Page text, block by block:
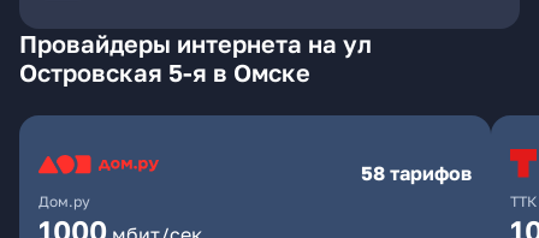
Провайдеры интернета на ул
Островская 5-я в Омске
Дом.ру
58 тарифов
1000
ТТК